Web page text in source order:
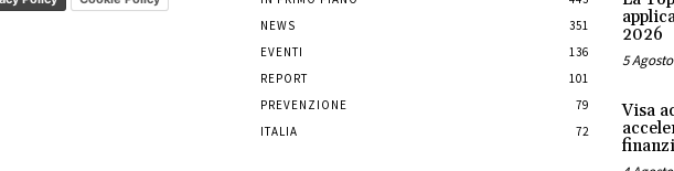
NEWS
351
EVENTI
136
REPORT
101
PREVENZIONE
79
ITALIA
72
2026
5
Visa